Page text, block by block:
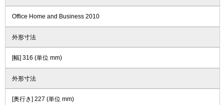
Office Home and Business 2010
外形寸法
[幅] 316 (単位 mm)
外形寸法
[奥行き] 227 (単位 mm)